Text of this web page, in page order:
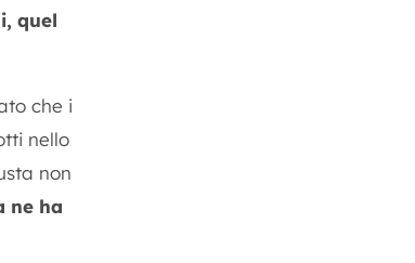
quel
che i
nello
non
ne ha